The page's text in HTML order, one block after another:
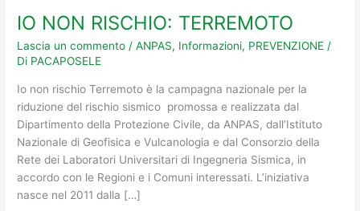
IO NON RISCHIO: TERREMOTO
Lascia un commento /ANPAS, Informazioni, PREVENZIONE /
Di PACAPOSELE
Io non rischio Terremoto è la campagna nazionale per la
riduzione del rischio sismico promossa e realizzata dal
Dipartimento della Protezione Civile, da ANPAS, dall’Istituto
Nazionale di Geofisica e Vulcanologia e dal Consorzio della
Rete dei Laboratori Universitari di Ingegneria Sismica, in
accordo con le Regioni e i Comuni interessati. L’iniziativa
nasce nel 2011 dalla […]